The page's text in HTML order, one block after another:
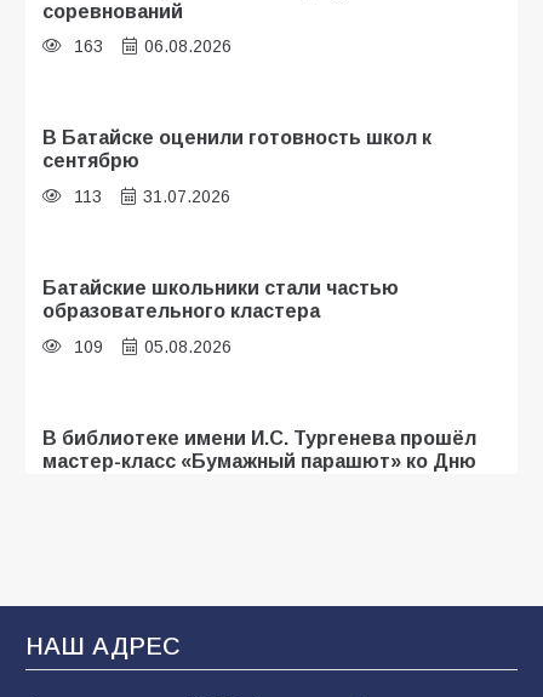
соревнований
163 06.08.2026
В Батайске оценили готовность школ к
сентябрю
113 31.07.2026
Батайские школьники стали частью
образовательного кластера
109 05.08.2026
В библиотеке имени И.С. Тургенева прошёл
мастер-класс «Бумажный парашют» ко Дню
«Мобилизация или набор?» Что на самом
деле происходит в армии России в августе
2026 года
НАШ АДРЕС